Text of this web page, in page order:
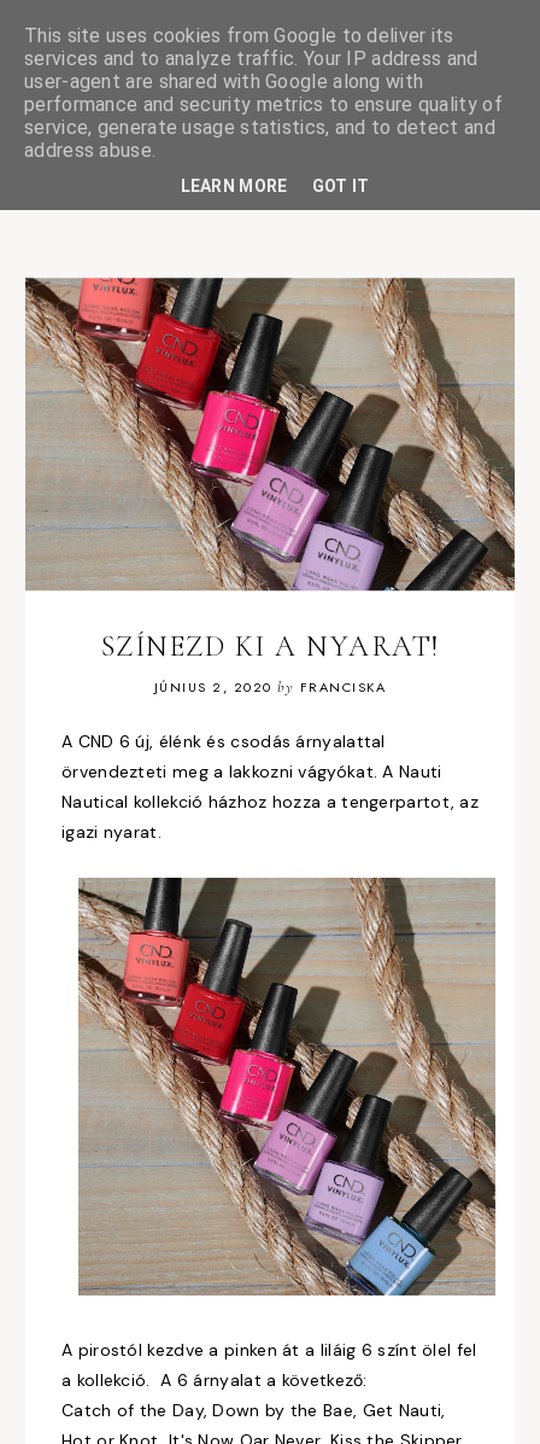
ciskaságok
SZÍNEZD KI A NYARAT!
JÚNIUS 2, 2020 by FRANCISKA
A CND 6 új, élénk és csodás árnyalattal
örvendezteti meg a lakkozni vágyókat. A Nauti
Nautical kollekció házhoz hozza a tengerpartot, az
igazi nyarat.
A pirostól kezdve a pinken át a liláig 6 színt ölel fel
a kollekció. A 6 árnyalat a következő:
Catch of the Day, Down by the Bae, Get Nauti,
This site uses cookies from Google to deliver its
services and to analyze traffic. Your IP address and
user-agent are shared with Google along with
performance and security metrics to ensure quality of
service, generate usage statistics, and to detect and
address abuse.
LEARN MORE GOT IT